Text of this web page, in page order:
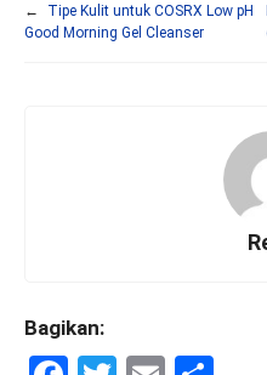
←
Tipe Kulit untuk COSRX Low pH
Good Morning Gel Cleanser
Bagikan: